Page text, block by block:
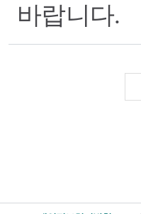
바랍니다.